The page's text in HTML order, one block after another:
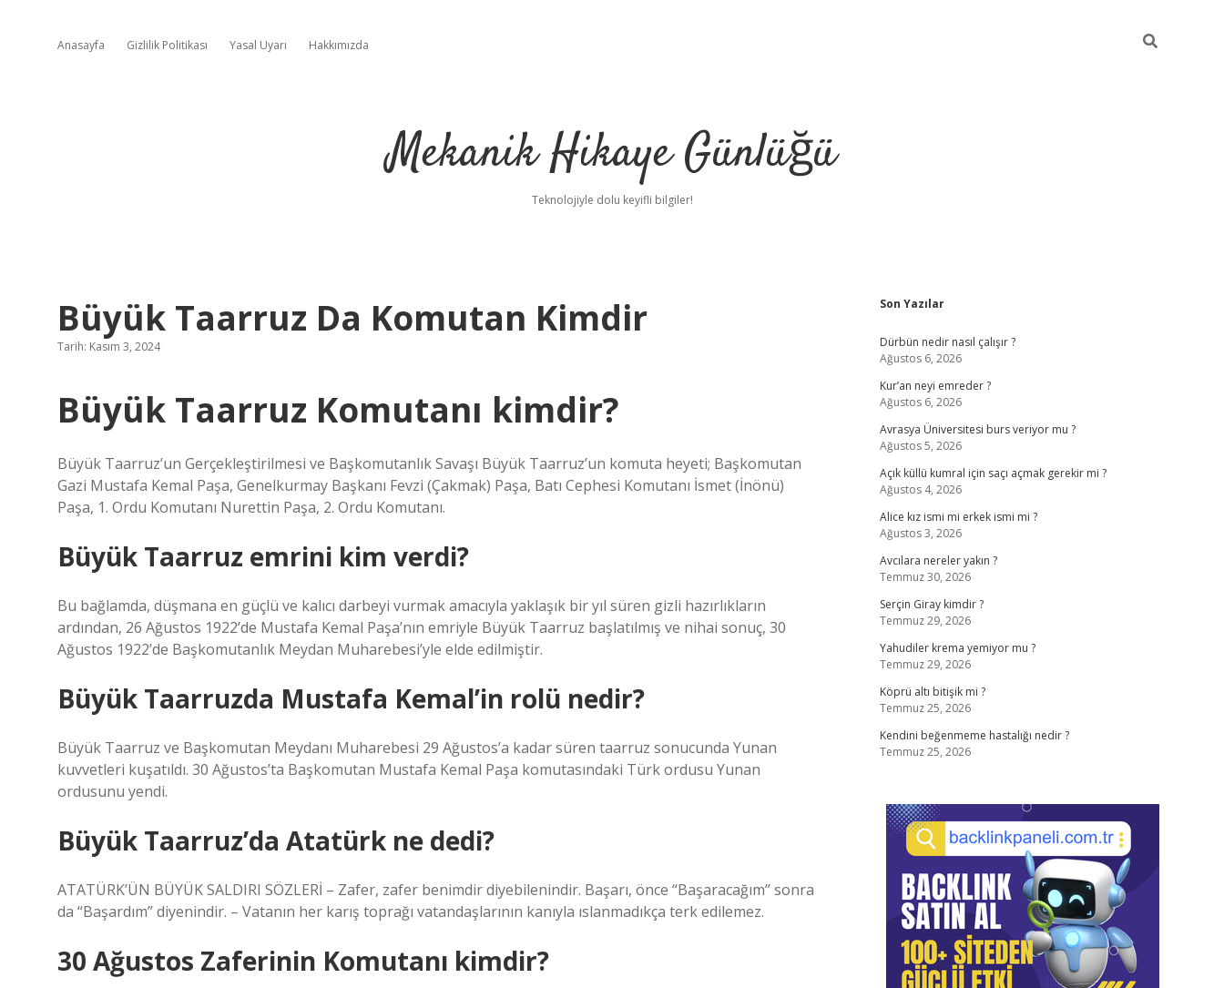
Anasayfa Gizlilik Politikası Yasal Uyarı Hakkımızda
Mekanik Hikaye Günlüğü
Teknolojiyle dolu keyifli bilgiler!
Büyük Taarruz Da Komutan Kimdir
Tarih: Kasım 3, 2024
Büyük Taarruz Komutanı kimdir?
Büyük Taarruz’un Gerçekleştirilmesi ve Başkomutanlık Savaşı Büyük Taarruz’un komuta heyeti; Başkomutan
Gazi Mustafa Kemal Paşa, Genelkurmay Başkanı Fevzi (Çakmak) Paşa, Batı Cephesi Komutanı İsmet (İnönü)
Paşa, 1. Ordu Komutanı Nurettin Paşa, 2. Ordu Komutanı.
Büyük Taarruz emrini kim verdi?
Bu bağlamda, düşmana en güçlü ve kalıcı darbeyi vurmak amacıyla yaklaşık bir yıl süren gizli hazırlıkların
ardından, 26 Ağustos 1922’de Mustafa Kemal Paşa’nın emriyle Büyük Taarruz başlatılmış ve nihai sonuç, 30
Ağustos 1922’de Başkomutanlık Meydan Muharebesi’yle elde edilmiştir.
Büyük Taarruzda Mustafa Kemal’in rolü nedir?
Büyük Taarruz ve Başkomutan Meydanı Muharebesi 29 Ağustos’a kadar süren taarruz sonucunda Yunan
kuvvetleri kuşatıldı. 30 Ağustos’ta Başkomutan Mustafa Kemal Paşa komutasındaki Türk ordusu Yunan
ordusunu yendi.
Büyük Taarruz’da Atatürk ne dedi?
ATATÜRK’ÜN BÜYÜK SALDIRI SÖZLERİ – Zafer, zafer benimdir diyebilenindir. Başarı, önce “Başaracağım” sonra
da “Başardım” diyenindir. – Vatanın her karış toprağı vatandaşlarının kanıyla ıslanmadıkça terk edilemez.
30 Ağustos Zaferinin Komutanı kimdir?
Sidebar
Son Yazılar
Dürbün nedir nasıl çalışır ?
Ağustos 6, 2026
Kur’an neyi emreder ?
Ağustos 6, 2026
Avrasya Üniversitesi burs veriyor mu ?
Ağustos 5, 2026
Açık küllü kumral için saçı açmak gerekir mi ?
Ağustos 4, 2026
Alice kız ismi mi erkek ismi mi ?
Ağustos 3, 2026
Avcılara nereler yakın ?
Temmuz 30, 2026
Serçin Giray kimdir ?
Temmuz 29, 2026
Yahudiler krema yemiyor mu ?
Temmuz 29, 2026
Köprü altı bitişik mi ?
Temmuz 25, 2026
Kendini beğenmeme hastalığı nedir ?
Temmuz 25, 2026